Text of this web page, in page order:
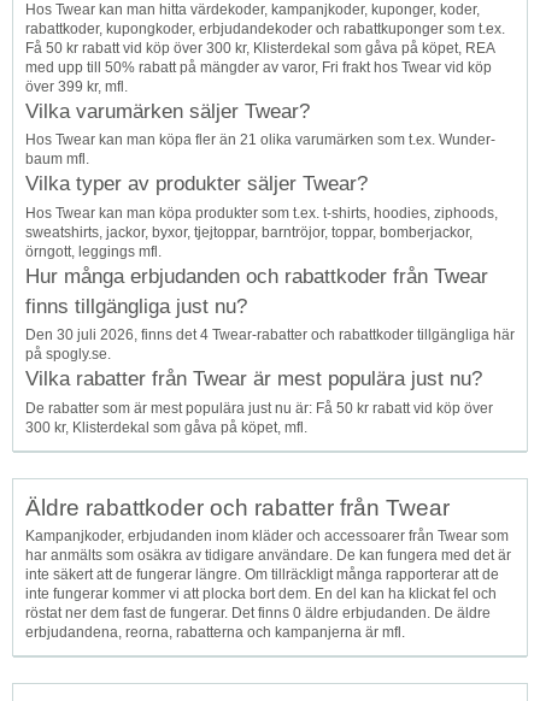
Hos Twear kan man hitta värdekoder, kampanjkoder, kuponger, koder,
rabattkoder, kupongkoder, erbjudandekoder och rabattkuponger som t.ex.
Få 50 kr rabatt vid köp över 300 kr, Klisterdekal som gåva på köpet, REA
med upp till 50% rabatt på mängder av varor, Fri frakt hos Twear vid köp
över 399 kr, mfl.
Vilka varumärken säljer Twear?
Hos Twear kan man köpa fler än 21 olika varumärken som t.ex. Wunder-
baum mfl.
Vilka typer av produkter säljer Twear?
Hos Twear kan man köpa produkter som t.ex. t-shirts, hoodies, ziphoods,
sweatshirts, jackor, byxor, tjejtoppar, barntröjor, toppar, bomberjackor,
örngott, leggings mfl.
Hur många erbjudanden och rabattkoder från Twear
finns tillgängliga just nu?
Den 30 juli 2026, finns det 4 Twear-rabatter och rabattkoder tillgängliga här
på spogly.se.
Vilka rabatter från Twear är mest populära just nu?
De rabatter som är mest populära just nu är: Få 50 kr rabatt vid köp över
300 kr, Klisterdekal som gåva på köpet, mfl.
Äldre rabattkoder och rabatter från Twear
Kampanjkoder, erbjudanden inom kläder och accessoarer från Twear som
har anmälts som osäkra av tidigare användare. De kan fungera med det är
inte säkert att de fungerar längre. Om tillräckligt många rapporterar att de
inte fungerar kommer vi att plocka bort dem. En del kan ha klickat fel och
röstat ner dem fast de fungerar. Det finns 0 äldre erbjudanden. De äldre
erbjudandena, reorna, rabatterna och kampanjerna är mfl.